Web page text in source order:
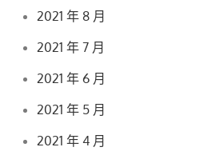
2021 年 8 月
2021 年 7 月
2021 年 6 月
2021 年 5 月
2021 年 4 月